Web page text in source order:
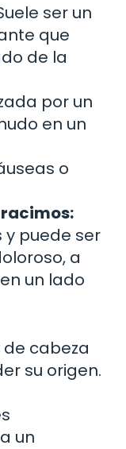
ser un
que
de la
por un
en un
o
y puede ser
a
un lado
cabeza
su origen.
un